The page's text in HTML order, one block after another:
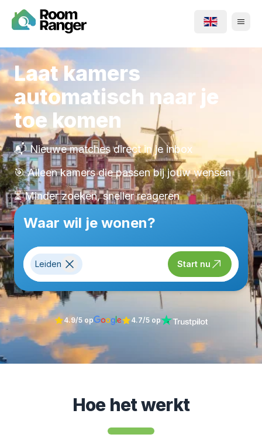
Laat kamers
automatisch naar je
toe komen
📬 Nieuwe matches direct in je inbox
🎯 Alleen kamers die passen bij jouw wensen
⏳ Minder zoeken, sneller reageren
Waar wil je wonen?
Leiden Start nu
4.9/5 op 4.7/5 op
Hoe het werkt